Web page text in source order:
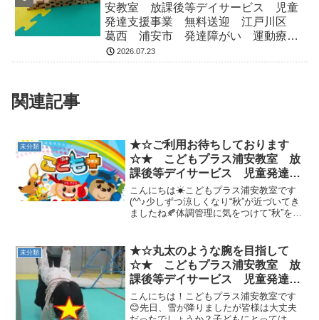
安教室 放課後等デイサービス 児童
発達支援事業 無料送迎 江戸川区
葛西 浦安市 発達障がい 運動療
育 放デイ 児発 ADHD 自閉症
2026.07.23
関連記事
未分類
★☆ご利用お待ちしております
☆★ こどもプラス浦安教室 放
課後等デイサービス 児童発達支
援事業 無料送迎 江戸川区 葛
西 浦安市 発達障がい 運動療
育 放デイ 児発 ADHD 自閉
こんにちは☀こどもプラス浦安教室です
(^^♪少しずつ涼しくなり“秋”が近づいてき
ましたね🍂体調管理に気をつけて“秋”を楽
（火）10月24日（火） に空きが...
未分類
★☆丸太のような腕を目指して
☆★ こどもプラス浦安教室 放
課後等デイサービス 児童発達支
援事業 無料送迎 江戸川区 葛
西 浦安市 発達障がい 運動療
こんにちは！こどもプラス浦安教室です
😊先日、雪が降りましたが皆様は大丈夫